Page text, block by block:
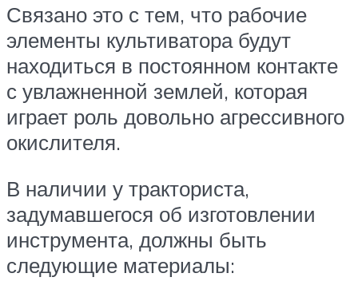
Связано это с тем, что рабочие
элементы культиватора будут
находиться в постоянном контакте
с увлажненной землей, которая
играет роль довольно агрессивного
окислителя.
В наличии у тракториста,
задумавшегося об изготовлении
инструмента, должны быть
следующие материалы: